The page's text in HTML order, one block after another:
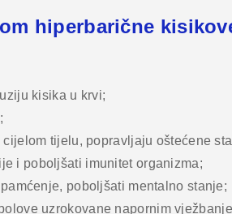
hiperbarične
kisika u krvi;
tijelu, popravljaju oštećene
i poboljšati imunitet organizma;
poboljšati mentalno stanje;
uzrokovane napornim